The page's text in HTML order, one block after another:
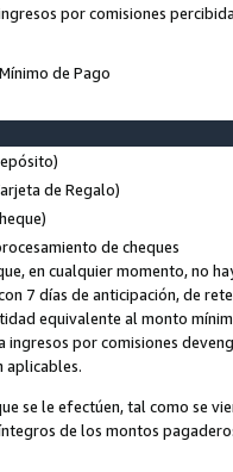
por comisiones
de Pago
de Regalo)
de cheques
en cualquier momento, no
7 días de anticipación, de
equivalente al monto
ingresos por comisiones
aplicables.
se le efectúen, tal como se
de los montos